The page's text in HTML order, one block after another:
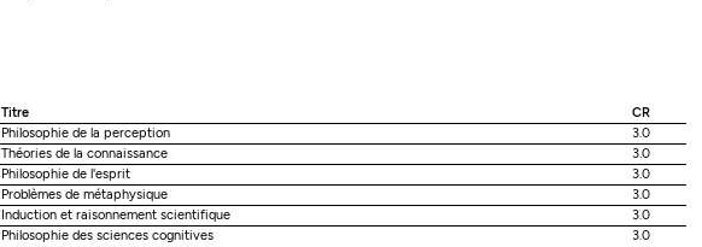
Titre
CR
Philosophie de la perception
3.0
Théories de la connaissance
3.0
Philosophie de l'esprit
3.0
Problèmes de métaphysique
3.0
Induction et raisonnement scientifique
3.0
Philosophie des sciences cognitives 3.0